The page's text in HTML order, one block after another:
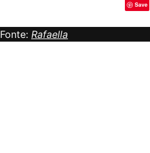
Save
Fonte: Rafaella